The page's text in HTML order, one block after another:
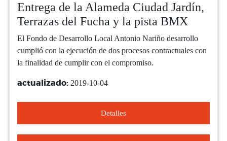
Entrega de la Alameda Ciudad Jardín,
Terrazas del Fucha y la pista BMX
El Fondo de Desarrollo Local Antonio Nariño desarrollo
cumplió con la ejecución de dos procesos contractuales con
la finalidad de cumplir con el compromiso.
actualizado: 2019-10-04
Detalles